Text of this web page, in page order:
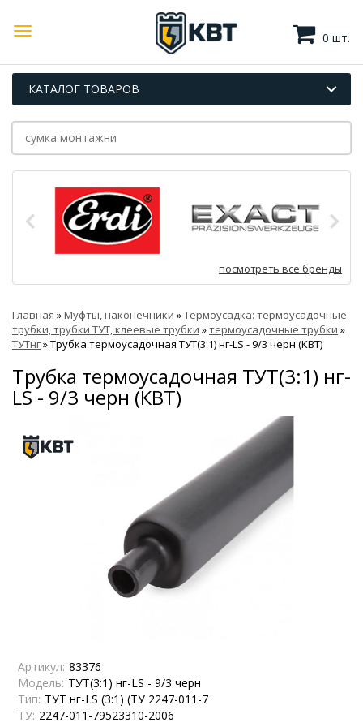
0 шт.
КАТАЛОГ ТОВАРОВ
посмотреть все бренды
Главная »Муфты, наконечники »Термоусадка: термоусадочные
трубки, трубки ТУТ, клеевые трубки »термоусадочные трубки »
ТУТнг»Трубка термоусадочная ТУТ(3:1) нг-LS - 9/3 черн (КВТ)
Трубка термоусадочная ТУТ(3:1) нг-
LS - 9/3 черн (КВТ)
Артикул: 83376
Модель: ТУТ(3:1) нг-LS - 9/3 черн
Тип: ТУТ нг-LS (3:1) (ТУ 2247-011-7
ТУ: 2247-011-79523310-2006